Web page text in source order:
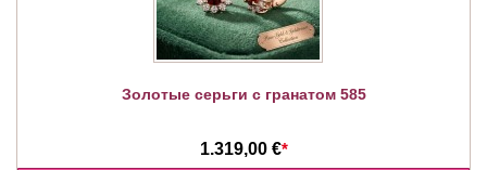
Золотые серьги с гранатом 585
1.319,00 €*